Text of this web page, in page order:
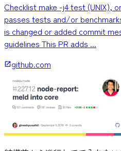
Checklist make -j4 test (UNIX),
passes tests and/or
is changed or added commit
guidelines This PR adds ...
github.com